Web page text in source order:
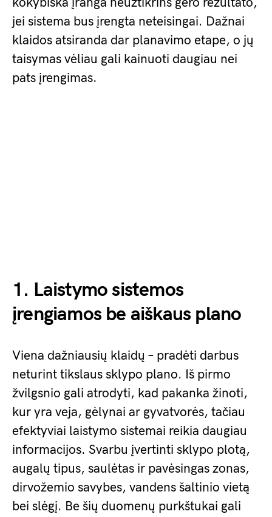
jei sistema bus įrengta neteisingai. Dažnai
klaidos atsiranda dar planavimo etape, o jų
taisymas vėliau gali kainuoti daugiau nei
pats įrengimas.
1. Laistymo sistemos
įrengiamos be aiškaus plano
Viena dažniausių klaidų – pradėti darbus
neturint tikslaus sklypo plano. Iš pirmo
žvilgsnio gali atrodyti, kad pakanka žinoti,
kur yra veja, gėlynai ar gyvatvorės, tačiau
efektyviai laistymo sistemai reikia daugiau
informacijos. Svarbu įvertinti sklypo plotą,
augalų tipus, saulėtas ir pavėsingas zonas,
dirvožemio savybes, vandens šaltinio vietą
bei slėgį. Be šių duomenų purkštukai gali